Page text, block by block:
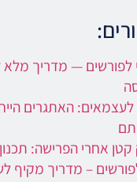
לפורשים — מדריך מלא
האתגרים
אחרי הפרישה:
– מדריך מקיף